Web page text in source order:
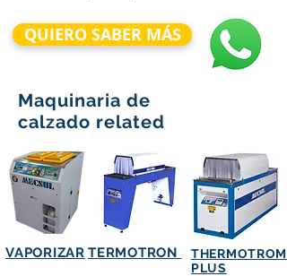
Maquinaria de
calzado related
QUIERO SABER MÁS
VAPORIZAR TERMOTRON
THERMOTROM
PLUS